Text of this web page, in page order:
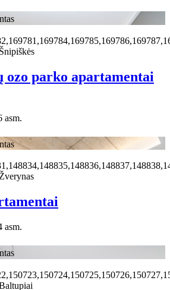
parko apartamentai
asm.
asm.